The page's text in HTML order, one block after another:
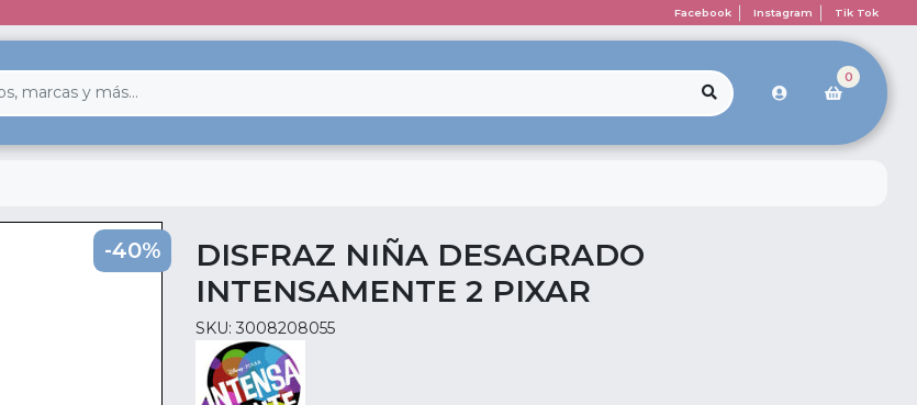
Facebook Instagram Tik Tok
0
-40%
DISFRAZ NIÑA DESAGRADO
INTENSAMENTE 2 PIXAR
SKU: 3008208055